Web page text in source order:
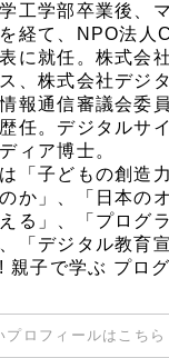
工学部卒業後、
経て、NPO法人
に就任。株式会
、株式会社デジ
報通信審議会委
任。デジタルサ
ィア博士。
「子どもの創造
か」、「日本の
る」、「プログ
「デジタル教育
親子で学ぶ プロ
プロフィールはこち